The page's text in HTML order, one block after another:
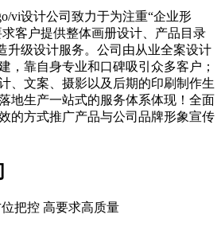
设计公司致力于为注重“企业形
客户提供整体画册设计、产品目录
升级设计服务。公司由从业全案设计
，靠自身专业和口碑吸引众多客户；
、文案、摄影以及后期的印刷制作生
地生产一站式的服务体系体现！全面
的方式推广产品与公司品牌形象宣传
把控 高要求高质量